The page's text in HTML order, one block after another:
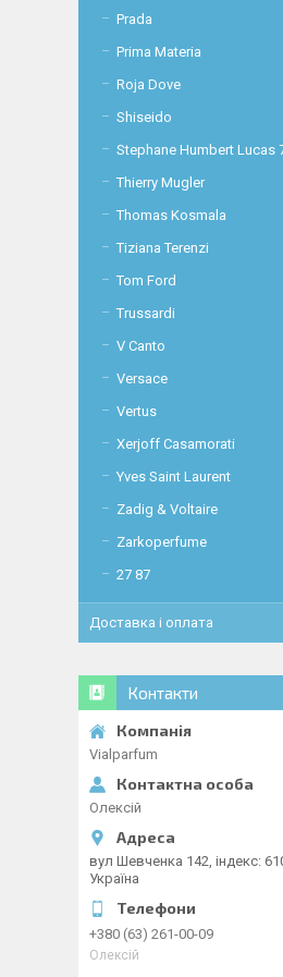
Prada
Prima Materia
Roja Dove
Shiseido
Stephane Humbert Lucas
Thierry Mugler
Thomas Kosmala
Tiziana Terenzi
Tom Ford
Trussardi
V Canto
Versace
Vertus
Xerjoff Casamorati
Yves Saint Laurent
Zadig & Voltaire
Zarkoperfume
27 87
Доставка і оплата
Контакти
Vialparfum
Олексій
вул Шевченка 142, iндекс:
Україна
+380 (63) 261-00-09
Олексій